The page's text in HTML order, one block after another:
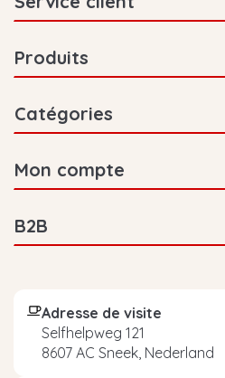
Produits
Catégories
Mon compte
B2B
Adresse de visite
Selfhelpweg 121
8607 AC Sneek, Nederland